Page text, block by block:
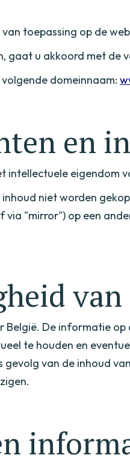
toepassing op de
gaat u akkoord met de
volgende domeinnaam:
en
intellectuele eigendom
niet worden
via "mirror") op een
België. De informatie
te houden en
van de inhoud